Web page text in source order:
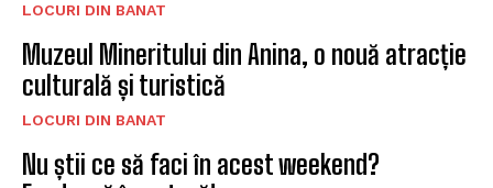
LOCURI DIN BANAT
Muzeul Mineritului din Anina, o nouă atracție
culturală și turistică
LOCURI DIN BANAT
Nu știi ce să faci în acest weekend?